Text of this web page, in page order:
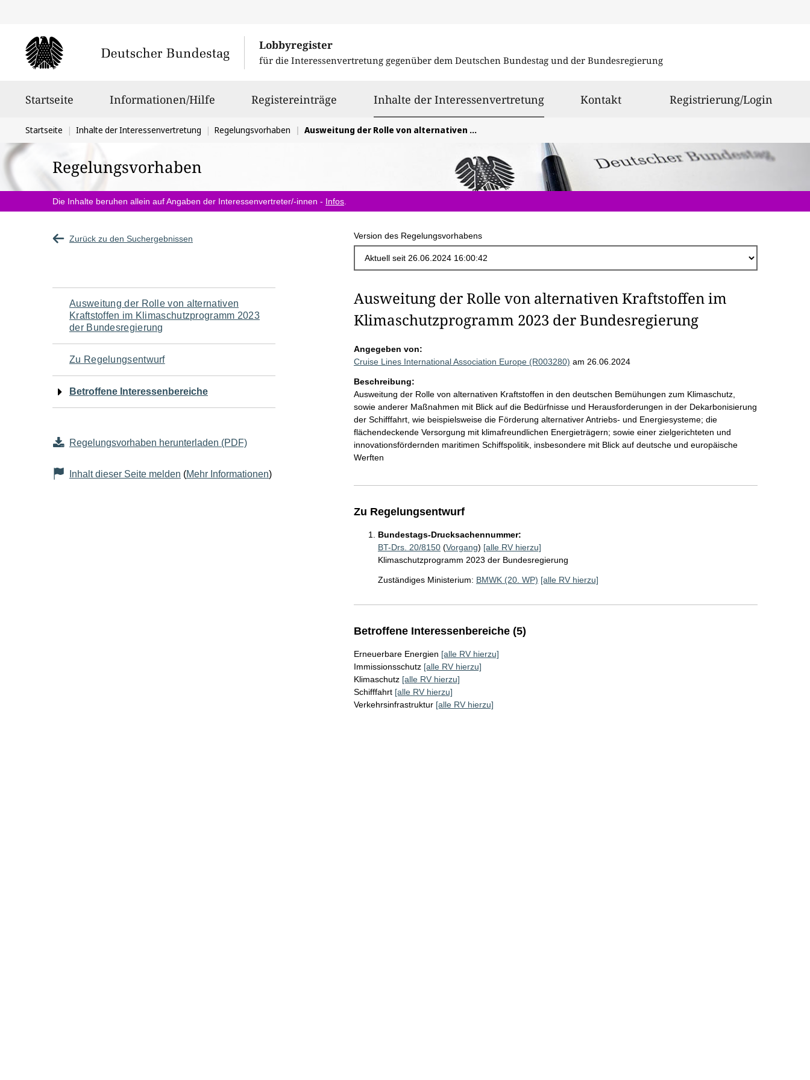
Lobbyregister
für die Interessenvertretung gegenüber dem Deutschen Bundestag und der Bundesregierung
Startseite Informationen/Hilfe Registereinträge Inhalte der Interessenvertretungausgewählt
Kontakt Registrierung/Login
Sie
befinden
sich
hier:
Startseite Inhalte der Interessenvertretung Regelungsvorhaben Ausweitung der Rolle von alternativen Kraftstoffen im Klimaschutzprogramm 2023 der Bundesregierung
Regelungsvorhaben
Die Inhalte beruhen allein auf Angaben der Interessenvertreter/-innen - Infos
Zurück zu den Suchergebnissen Version des Regelungsvorhabens
Navigation
für
den
Seiteninhalt
Ausweitung der Rolle von alternativen
Kraftstoffen im Klimaschutzprogramm 2023
der Bundesregierung
Zu Regelungsentwurf
Betroffene Interessenbereiche
Regelungsvorhaben herunterladen (PDF)
Inhalt dieser Seite melden (Mehr Informationen)
Ausweitung der Rolle von alternativen Kraftstoffen im
Klimaschutzprogramm 2023 der Bundesregierung
Angegeben von:
Cruise Lines International Association Europe (R003280) am 26.06.2024
Beschreibung:
Ausweitung der Rolle von alternativen Kraftstoffen in den deutschen Bemühungen zum Klimaschutz,
sowie anderer Maßnahmen mit Blick auf die Bedürfnisse und Herausforderungen in der Dekarbonisierung
der Schifffahrt, wie beispielsweise die Förderung alternativer Antriebs- und Energiesysteme; die
flächendeckende Versorgung mit klimafreundlichen Energieträgern; sowie einer zielgerichteten und
innovationsfördernden maritimen Schiffspolitik, insbesondere mit Blick auf deutsche und europäische
Werften
Zu Regelungsentwurf
Bundestags-Drucksachennummer:
BT-Drs. 20/8150(Vorgang) [alle RV hierzu]
Klimaschutzprogramm 2023 der Bundesregierung
Zuständiges Ministerium: BMWK (20. WP) [alle RV hierzu]
Betroffene Interessenbereiche (5)
Erneuerbare Energien [alle RV hierzu]
Immissionsschutz [alle RV hierzu]
Klimaschutz [alle RV hierzu]
Schifffahrt [alle RV hierzu]
Verkehrsinfrastruktur [alle RV hierzu]